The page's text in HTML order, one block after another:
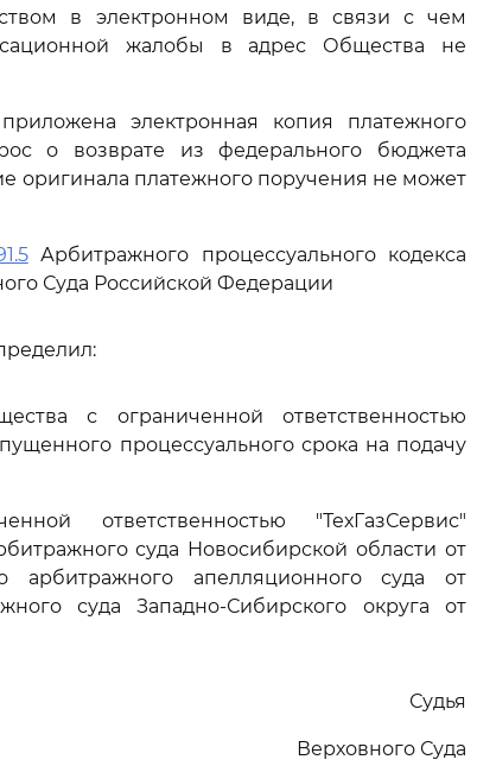
в электронном виде, в связи с чем
жалобы в адрес Общества не
электронная копия платежного
о возврате из федерального бюджета
оригинала платежного поручения не может
Арбитражного процессуального кодекса
Суда Российской Федерации
с ограниченной ответственностью
процессуального срока на подачу
ответственностью "ТехГазСервис"
суда Новосибирской области от
арбитражного апелляционного суда от
суда Западно-Сибирского округа от
Судья
Верховного Суда